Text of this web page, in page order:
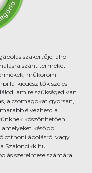
szakértője, ahol
szánt terméket
műköröm-
kiegészítők széles
amire szükséged van.
a csomagokat gyorsan,
élvezhesd a
köszönhetően
későbbi
otthoni ápolásról vagy
Szaloncikk.hu
szerelmese számára.